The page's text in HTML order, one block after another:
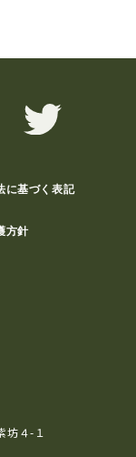
に基づく表記
方針
４-１